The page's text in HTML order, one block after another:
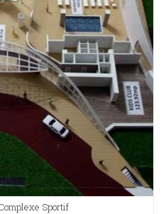
Sportif